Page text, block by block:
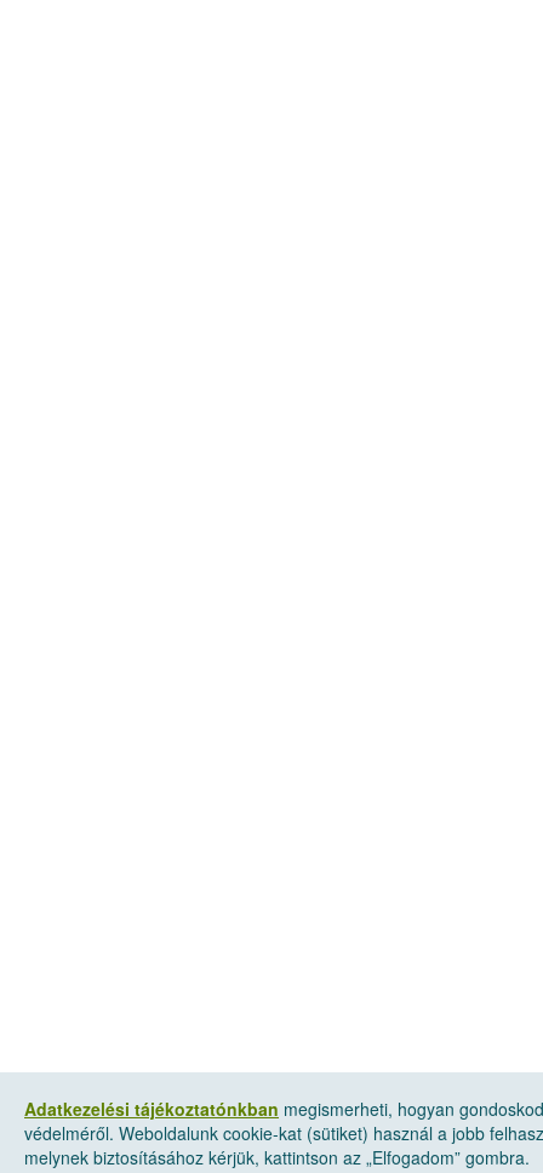
Adatkezelési tájékoztatónkban megismerheti, hogyan
védelméről. Weboldalunk cookie-kat (sütiket) használ a jobb
melynek biztosításához kérjük, kattintson az „Elfogadom” gombra.